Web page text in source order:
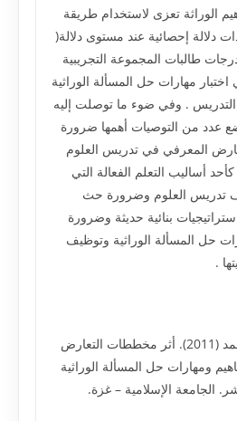
الوراثة تعزى لاستخدام طريقة
دلالة إحصائية عند مستوى دلالة(
طالبات المجموعة التجريبية
مهارات حل المسألة الوراثية
. وفي ضوء ما توصلت إليه
عدد من التوصيات أهمها ضرورة
المعرفي في تدريس العلوم
أساليب التعلم الفعالة التي
تدريس العلوم وضرورة حث
بنائية حديثة وضرورة
حل المسألة الوراثية وتوظيف
.
ماضي, ايمان حمدي محمد (2011). أثر مخططات التعارض
ومهارات حل المسألة الوراثية
الجامعة الإسلامية – غزة.